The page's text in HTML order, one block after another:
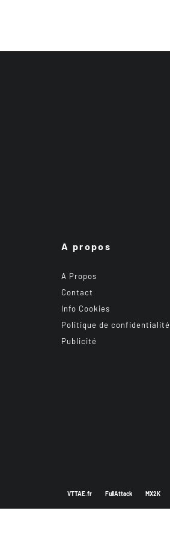
A propos
A Propos
Contact
Info Cookies
Politique de confidentialité
Publicité
VTTAE.fr FullAttack MX2K